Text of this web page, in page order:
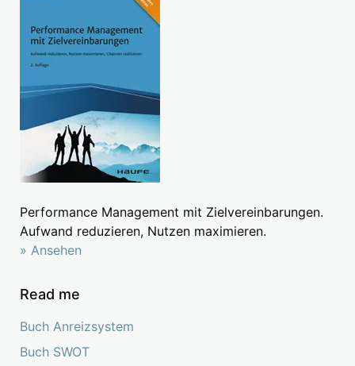
Performance Management mit Zielvereinbarungen.
Aufwand reduzieren, Nutzen maximieren.
» Ansehen
Read me
Buch Anreizsystem
Buch SWOT